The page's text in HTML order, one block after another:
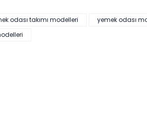
odası takımı modelleri yemek odası